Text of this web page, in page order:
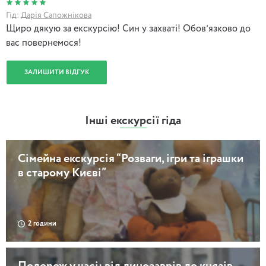
Гід: Дарія Сапожнікова
Щиро дякую за екскурсію! Син у захваті! Обовʼязково до
вас повернемося!
ЗАЛИШИТИ ВІДГУК
Інші екскурсії гіда
Сімейна екскурсія “Розваги, ігри та іграшки
в старому Києві”
2 години